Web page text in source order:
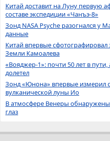
Китай доставит на Луну первую
составе экспедиции «Чанъэ-8»
Зонд NASA Psyche разогнался у
данные
Китай впервые сфотографировал
Земли Камоалева
«Вояджер-1»: почти 50 лет в
долетел
Зонд «Юнона» впервые измерил
вулканической луны Ио
В атмосфере Венеры обнаружены
глаз